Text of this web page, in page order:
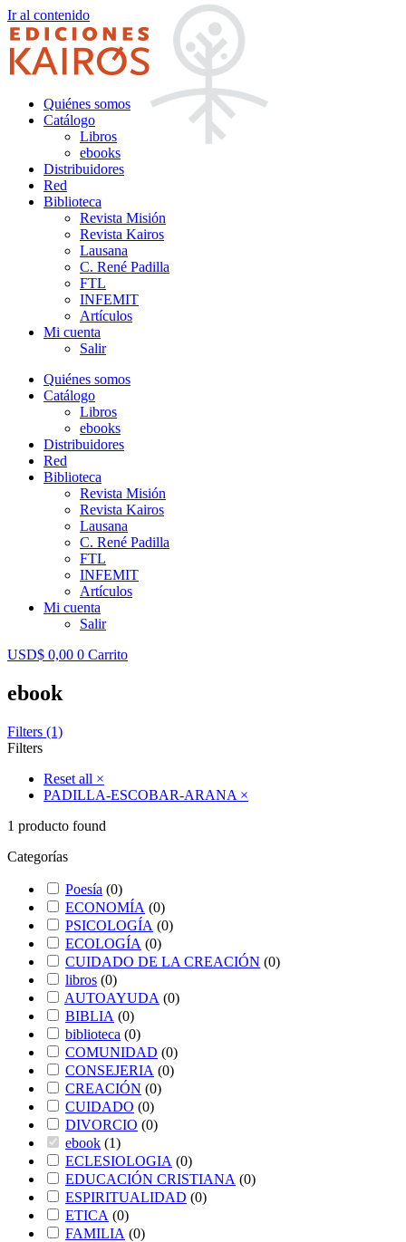
Ir al contenido
Quiénes somos
Catálogo
Libros
ebooks
Distribuidores
Red
Biblioteca
Revista Misión
Revista Kairos
Lausana
C. René Padilla
FTL
INFEMIT
Artículos
Mi cuenta
Salir
Quiénes somos
Catálogo
Libros
ebooks
Distribuidores
Red
Biblioteca
Revista Misión
Revista Kairos
Lausana
C. René Padilla
FTL
INFEMIT
Artículos
Mi cuenta
Salir
USD$ 0,00 0 Carrito
ebook
Filters (1)
Filters
Reset all ×
PADILLA-ESCOBAR-ARANA ×
1 producto found
Categorías
Poesía (0)
ECONOMÍA (0)
PSICOLOGÍA (0)
ECOLOGÍA (0)
CUIDADO DE LA CREACIÓN (0)
libros (0)
AUTOAYUDA (0)
BIBLIA (0)
biblioteca (0)
COMUNIDAD (0)
CONSEJERIA (0)
CREACIÓN (0)
CUIDADO (0)
DIVORCIO (0)
ebook (1)
ECLESIOLOGIA (0)
EDUCACIÓN CRISTIANA (0)
ESPIRITUALIDAD (0)
ETICA (0)
FAMILIA (0)